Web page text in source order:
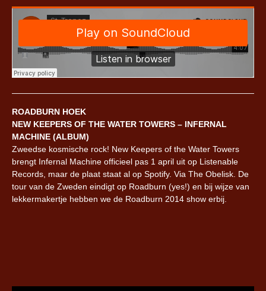
ROADBURN HOEK
NEW KEEPERS OF THE WATER TOWERS – INFERNAL
MACHINE (ALBUM)
Zweedse kosmische rock! New Keepers of the Water Towers
brengt Infernal Machine officieel pas 1 april uit op Listenable
Records, maar de plaat staat al op Spotify. Via The Obelisk. De
tour van de Zweden eindigt op Roadburn (yes!) en bij wijze van
lekkermakertje hebben we de Roadburn 2014 show erbij.